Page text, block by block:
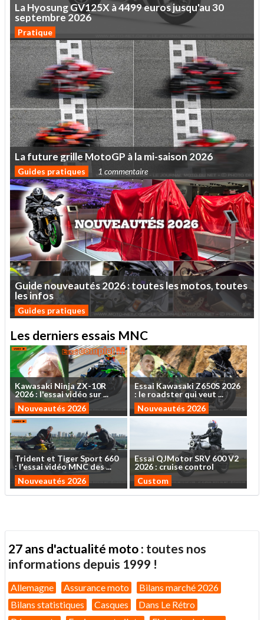
LaHyosungGV125X à4499eurosjusqu'au30
septembre 2026
Pratique
Lafuturegrille MotoGP àlami-saison 2026
Guides pratiques 1 commentaire
Guidenouveautés2026:touteslesmotos,toutes
lesinfos
Guides pratiques
Les derniers essais MNC
Kawasaki NinjaZX-10R
2026: l'essaividéo sur...
Nouveautés 2026
Essai KawasakiZ650S 2026
: le roadsterquiveut ...
Nouveautés 2026
Trident et TigerSport 660
: l'essaividéoMNCdes...
Nouveautés 2026
EssaiQJMotorSRV 600V2
2026 : cruise control
Custom
27 ans d'actualité moto : toutes nos
informations depuis 1999 !
Allemagne Assurance moto
Bilans marché 2026
Bilans statistiques
Casques
Dans Le Rétro